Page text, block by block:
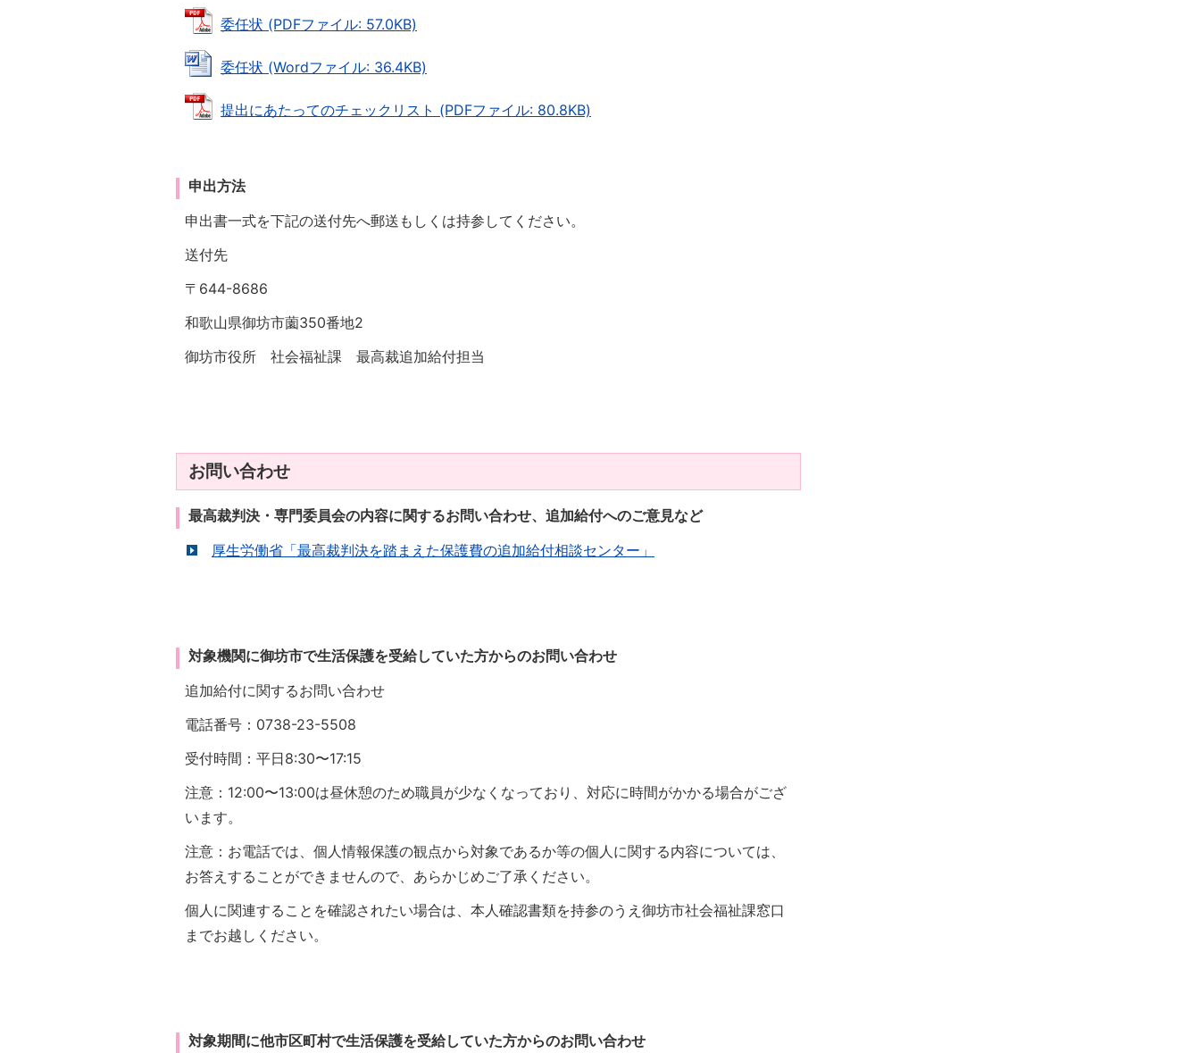
委任状 (PDFファイル: 57.0KB)
委任状 (Wordファイル: 36.4KB)
提出にあたってのチェックリスト (PDFファイル: 80.8KB)
申出方法
申出書一式を下記の送付先へ郵送もしくは持参してください。
送付先
〒644-8686
和歌山県御坊市薗350番地2
御坊市役所 社会福祉課 最高裁追加給付担当
お問い合わせ
最高裁判決・専門委員会の内容に関するお問い合わせ、追加給付へのご意見など
厚生労働省「最高裁判決を踏まえた保護費の追加給付相談センター」
対象機関に御坊市で生活保護を受給していた方からのお問い合わせ
追加給付に関するお問い合わせ
電話番号：0738-23-5508
受付時間：平日8:30〜17:15
注意：12:00〜13:00は昼休憩のため職員が少なくなっており、対応に時間がかかる場合がござ
います。
注意：お電話では、個人情報保護の観点から対象であるか等の個人に関する内容については、
お答えすることができませんので、あらかじめご了承ください。
個人に関連することを確認されたい場合は、本人確認書類を持参のうえ御坊市社会福祉課窓口
までお越しください。
対象期間に他市区町村で生活保護を受給していた方からのお問い合わせ